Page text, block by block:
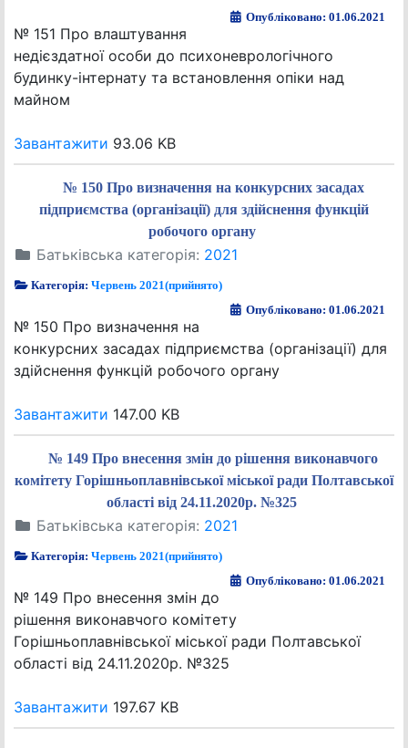
Опубліковано: 01.06.2021
№ 151 Про влаштування
недієздатної особи до психоневрологічного
будинку-інтернату та встановлення опіки над
майном
Завантажити 93.06 KB
№ 150 Про визначення на конкурсних засадах
підприємства (організації) для здійснення функцій
робочого органу
Батьківська категорія: 2021
Категорія:Червень 2021(прийнято)
Опубліковано: 01.06.2021
№ 150 Про визначення на
конкурсних засадах підприємства (організації) для
здійснення функцій робочого органу
Завантажити 147.00 KB
№ 149 Про внесення змін до рішення виконавчого
комітету Горішньоплавнівської міської ради Полтавської
області від 24.11.2020р. №325
Батьківська категорія: 2021
Категорія:Червень 2021(прийнято)
Опубліковано: 01.06.2021
№ 149 Про внесення змін до
рішення виконавчого комітету
Горішньоплавнівської міської ради Полтавської
області від 24.11.2020р. №325
Завантажити 197.67 KB